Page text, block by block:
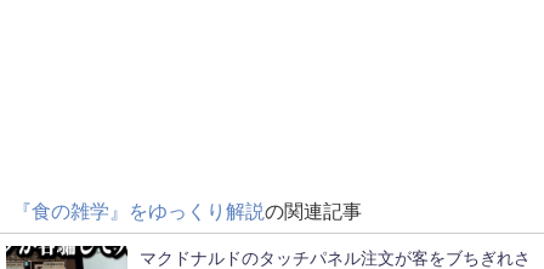
『食の雑学』をゆっくり解説の関連記事
マクドナルドのタッチパネル注文が客をブちぎれさ